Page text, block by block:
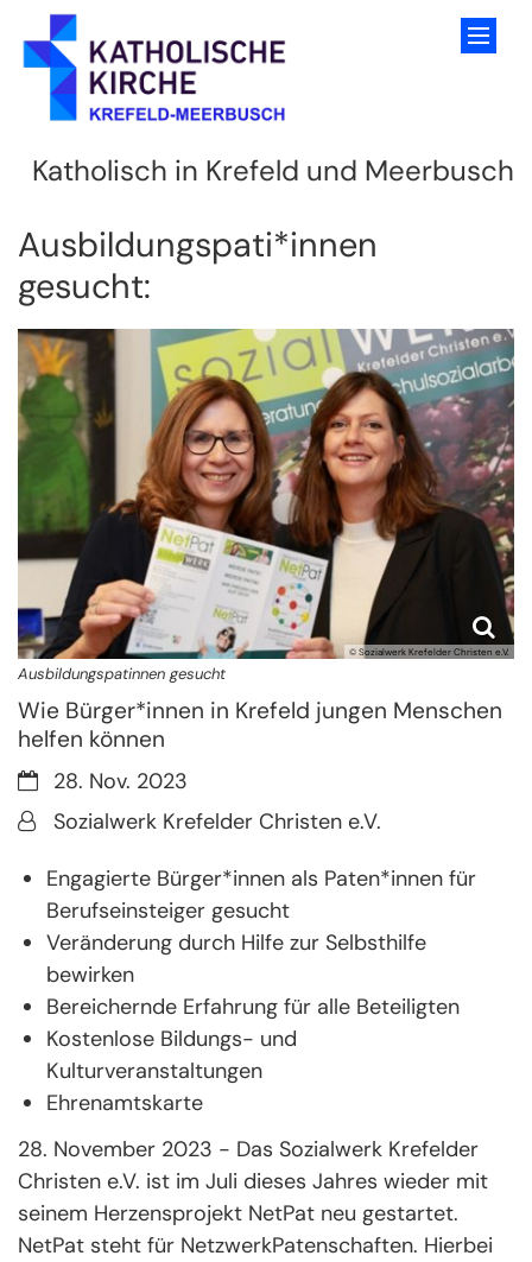
Zum Inhalt springen
Katholisch in Krefeld und Meerbusch
Ausbildungspati*innen
gesucht:
© Sozialwerk Krefelder Christen e.V.
Ausbildungspatinnen gesucht
Wie Bürger*innen in Krefeld jungen Menschen
helfen können
Datum:28. Nov. 2023
Von:Sozialwerk Krefelder Christen e.V.
Engagierte Bürger*innen als Paten*innen für
Berufseinsteiger gesucht
Veränderung durch Hilfe zur Selbsthilfe
bewirken
Bereichernde Erfahrung für alle Beteiligten
Kostenlose Bildungs- und
Kulturveranstaltungen
Ehrenamtskarte
28. November 2023 - Das Sozialwerk Krefelder
Christen e.V. ist im Juli dieses Jahres wieder mit
seinem Herzensprojekt NetPat neu gestartet.
NetPat steht für NetzwerkPatenschaften. Hierbei